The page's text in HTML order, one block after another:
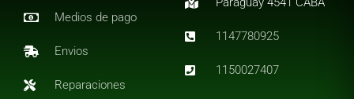
Medios de pago
Envios
Reparaciones
1147780925
1150027407